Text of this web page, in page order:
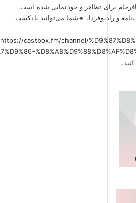
برای تظاهر و خودنمایی شده است.
و رادیوفردا. 🔸شما می‌توانید پادکست
(https://castbox.fm/channel/